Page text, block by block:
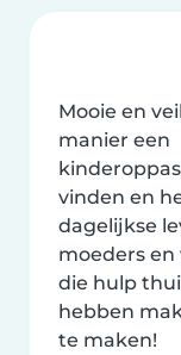
Mooie en
manier een
vinden en
dagelijkse
moeders en
die hulp
hebben
te maken!